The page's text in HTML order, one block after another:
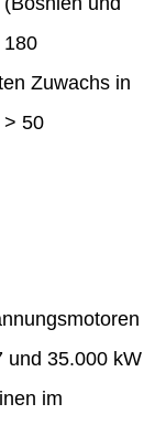
180
Zuwachs in
> 50
und 35.000 kW
im